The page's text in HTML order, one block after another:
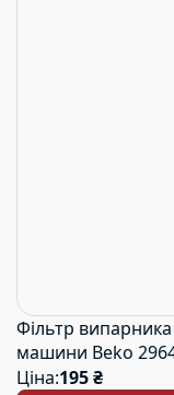
Фільтр
машини Beko
Ціна:195 ₴